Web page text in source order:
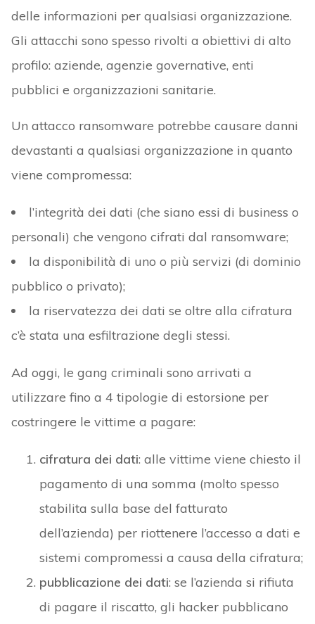
delle informazioni per qualsiasi organizzazione.
Gli attacchi sono spesso rivolti a obiettivi di alto
profilo: aziende, agenzie governative, enti
pubblici e organizzazioni sanitarie.
Un attacco ransomware potrebbe causare danni
devastanti a qualsiasi organizzazione in quanto
viene compromessa:
l’integrità dei dati (che siano essi di business o
personali) che vengono cifrati dal ransomware;
la disponibilità di uno o più servizi (di dominio
pubblico o privato);
la riservatezza dei dati se oltre alla cifratura
c’è stata una esfiltrazione degli stessi.
Ad oggi, le gang criminali sono arrivati a
utilizzare fino a 4 tipologie di estorsione per
costringere le vittime a pagare:
cifratura dei dati: alle vittime viene chiesto il
pagamento di una somma (molto spesso
stabilita sulla base del fatturato
dell’azienda) per riottenere l’accesso a dati e
sistemi compromessi a causa della cifratura;
pubblicazione dei dati: se l’azienda si rifiuta
di pagare il riscatto, gli hacker pubblicano